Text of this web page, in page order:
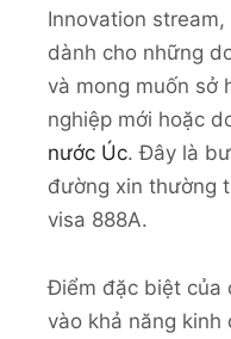
Innovation
dành cho những
và mong muốn sở
nghiệp mới hoặc
nước Úc. Đây là
đường xin thường
visa 888A.
Điểm đặc biệt của
vào khả năng